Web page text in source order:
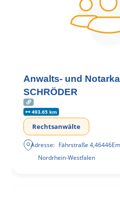
Anwalts- und
SCHRÖDER
493.65 km
Rechtsanwälte
Adresse: Fährstraße 4,46446
Nordrhein-Westfalen